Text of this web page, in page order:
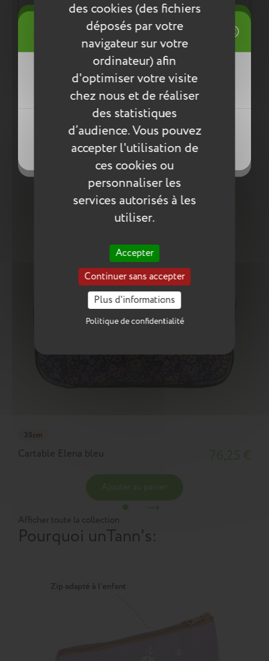
des cookies (des fichiers
déposés par votre
navigateur sur votre
ordinateur) afin
d'optimiser votre visite
chez nous et de réaliser
des statistiques
d’audience. Vous pouvez
accepter l'utilisation de
ces cookies ou
personnaliser les
services autorisés à les
utiliser.
Accepter
Continuer sans accepter
Plus d'informations
Politique de confidentialité
normes environnementales européennes ReACH
Entretien
Pour l’entretien de nos produits, nous vous
conseillons d’utiliser un chiffon humide ou une
éponge légèrement humidifiée à l'eau
savonneuse. N’utilisez pas de produits agressifs
qui risqueraient de détériorer le produit.
Compléter la collection
35cm
Cartable Elena bleu
Afficher toute la collection
Pourquoi unTann's:
Mes listes d'envies
Créer une nouvelle liste
((title))
((cancelText))
((createText))
Connexion
Vous devez être connecté pour ajouter
des produits à votre liste d'envies.
((cancelText))
((loginText))